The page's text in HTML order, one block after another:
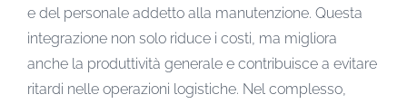
e del personale addetto alla manutenzione. Questa
integrazione non solo riduce i costi, ma migliora
anche la produttività generale e contribuisce a evitare
ritardi nelle operazioni logistiche. Nel complesso,